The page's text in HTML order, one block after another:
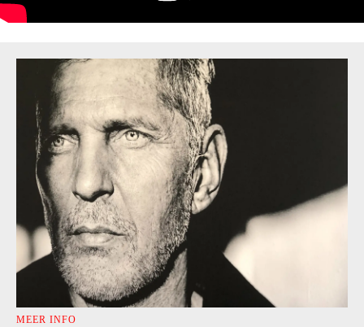
MEER INFO